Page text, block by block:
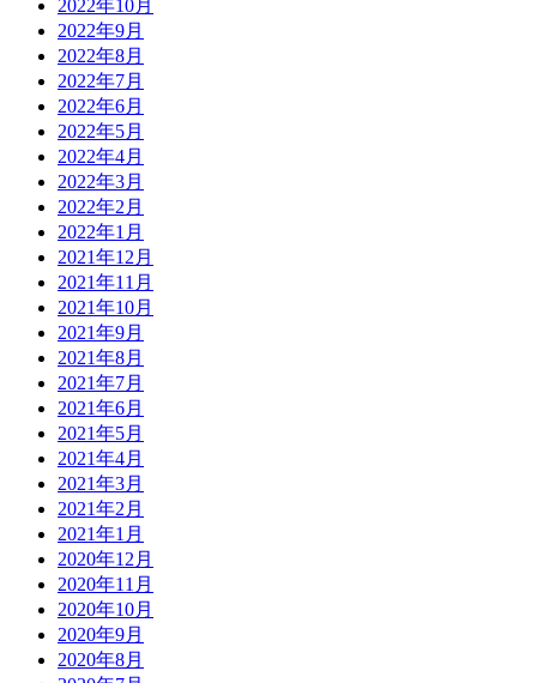
2022年10月
2022年9月
2022年8月
2022年7月
2022年6月
2022年5月
2022年4月
2022年3月
2022年2月
2022年1月
2021年12月
2021年11月
2021年10月
2021年9月
2021年8月
2021年7月
2021年6月
2021年5月
2021年4月
2021年3月
2021年2月
2021年1月
2020年12月
2020年11月
2020年10月
2020年9月
2020年8月